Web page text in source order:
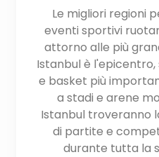
Le migliori regioni
eventi sportivi
attorno alle più
Istanbul è
e basket più
a stadi e arene
Istanbul troveranno
di partite e
durante tutta la